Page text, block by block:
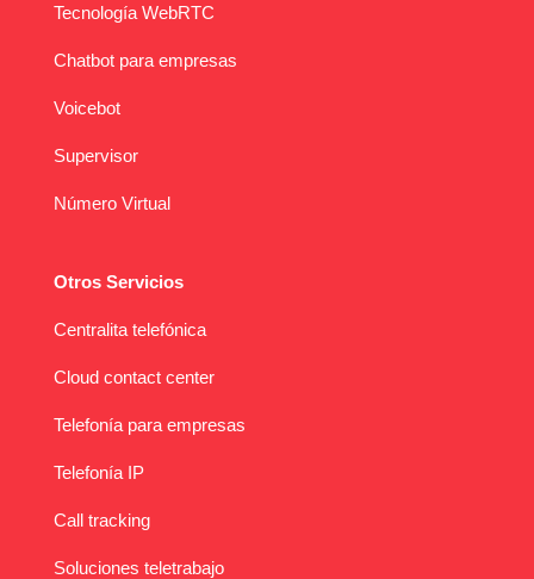
Tecnología WebRTC
Chatbot para empresas
Voicebot
Supervisor
Número Virtual
Otros Servicios
Centralita telefónica
Cloud contact center
Telefonía para empresas
Telefonía IP
Call tracking
Soluciones teletrabajo